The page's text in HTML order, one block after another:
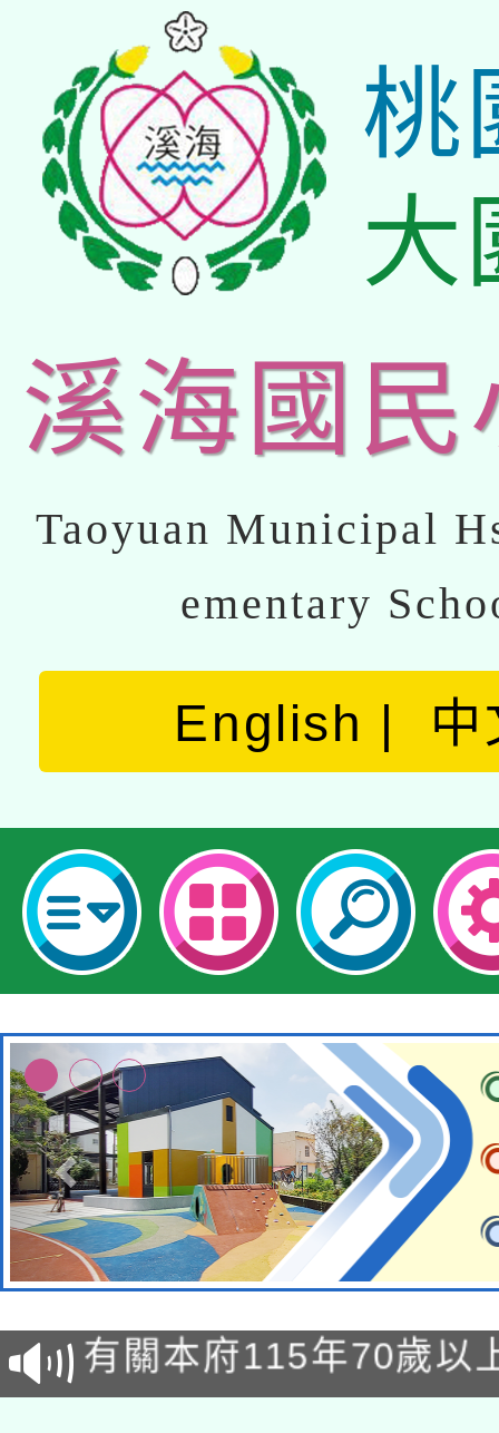
桃
大
溪海國民
Taoyuan Municipal
ementary
English 中
兒童少年暑期犯罪預防
答一案
有關本府115年70歲以
人員健康講座「吃得安
本校115學年度第2次